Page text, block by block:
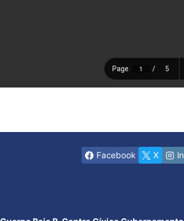
Facebook X